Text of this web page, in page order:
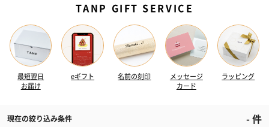
TANP GIFT SERVICE
最短翌日
お届け
eギフト 名前の刻印
メッセージ
カード
ラッピング
現在の絞り込み条件 -件